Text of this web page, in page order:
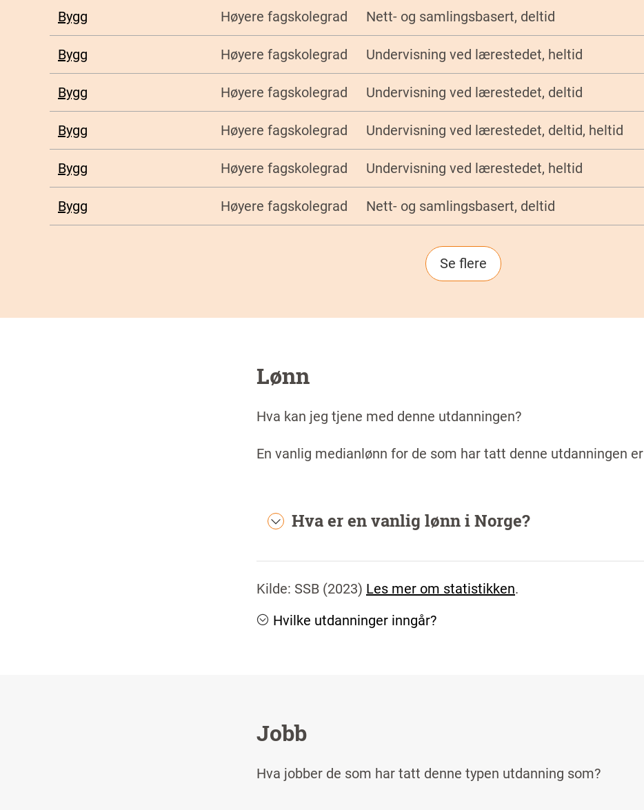
Bygg Høyere fagskolegrad Nett- og samlingsbasert, deltid
Bygg Høyere fagskolegrad Undervisning ved lærestedet, heltid
Bygg Høyere fagskolegrad Undervisning ved lærestedet, deltid
Bygg Høyere fagskolegrad Undervisning ved lærestedet, deltid, heltid
Bygg Høyere fagskolegrad Undervisning ved lærestedet, heltid
Bygg Høyere fagskolegrad Nett- og samlingsbasert, deltid
Sider
Se flere
Lønn
Hva kan jeg tjene med denne utdanningen?
En vanlig medianlønn for de som har tatt denne utdanningen er
Hva er en vanlig lønn i Norge?
Kilde: SSB (2023) Les mer om statistikken.
Hvilke utdanninger inngår?
Jobb
Hva jobber de som har tatt denne typen utdanning som?